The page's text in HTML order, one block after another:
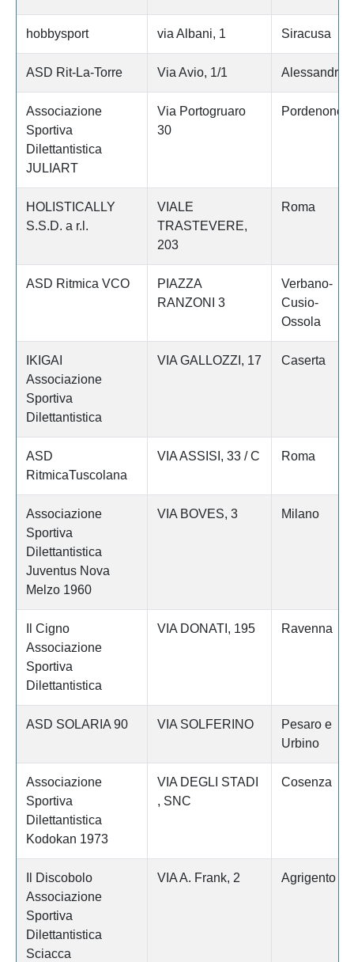
hobbysport via Albani, 1 Siracusa
ASD Rit-La-Torre Via Avio, 1/1 Alessandria
Associazione
Sportiva
Dilettantistica
JULIART
Via Portogruaro
30
Pordenone
HOLISTICALLY
S.S.D. a r.l.
VIALE
TRASTEVERE,
203
Roma
ASD Ritmica VCO
PIAZZA
RANZONI 3
Verbano-
Cusio-
Ossola
IKIGAI
Associazione
Sportiva
Dilettantistica
VIA GALLOZZI, 17 Caserta
ASD
RitmicaTuscolana
VIA ASSISI, 33 / C Roma
Associazione
Sportiva
Dilettantistica
Juventus Nova
Melzo 1960
VIA BOVES, 3 Milano
Il Cigno
Associazione
Sportiva
Dilettantistica
VIA DONATI, 195 Ravenna
ASD SOLARIA 90 VIA SOLFERINO
Pesaro e
Urbino
Associazione
Sportiva
Dilettantistica
Kodokan 1973
VIA DEGLI STADI
, SNC
Cosenza
Il Discobolo
Associazione
Sportiva
Dilettantistica
Sciacca
VIA A. Frank, 2 Agrigento